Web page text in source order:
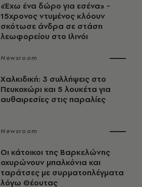
«Έχω ένα δώρο για εσένα» -
15χρονος ντυμένος κλόουν
σκότωσε άνδρα σε στάση
λεωφορείου στο Ιλινόι
Newsroom
Χαλκιδική: 3 συλλήψεις στο
Πευκοχώρι και 5 λουκέτα για
αυθαιρεσίες στις παραλίες
Newsroom
Οι κάτοικοι της Βαρκελώνης
οχυρώνουν μπαλκόνια και
ταράτσες με συρματοπλέγματα
λόγω Θέουτας